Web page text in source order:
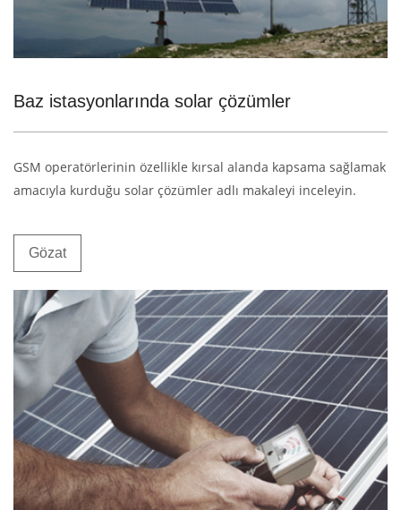
Baz istasyonlarında solar çözümler
GSM operatörlerinin özellikle kırsal alanda kapsama sağlamak
amacıyla kurduğu solar çözümler adlı makaleyi inceleyin.
Gözat